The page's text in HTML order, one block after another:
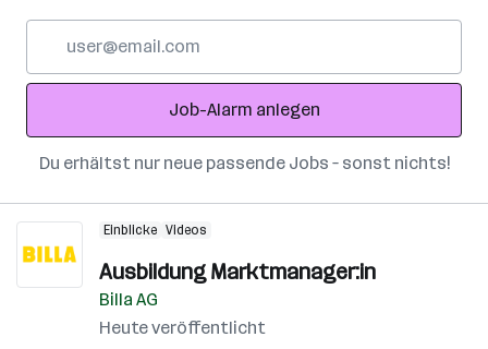
Adresse
Job-Alarm anlegen
Du erhältst nur neue passende Jobs – sonst nichts!
Einblicke Videos
Ausbildung Marktmanager:in
Billa AG
Heute veröffentlicht